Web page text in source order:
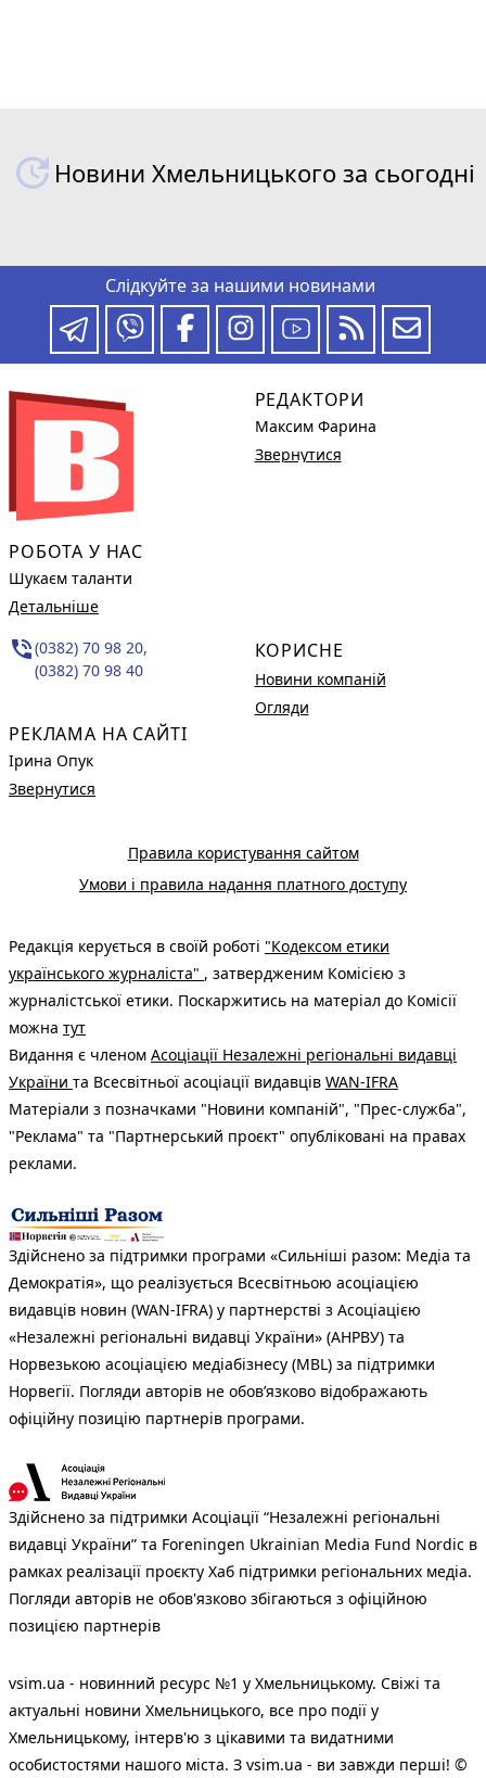
Новини Хмельницького за сьогодні
Слідкуйте за нашими новинами
РОБОТА У НАС
Шукаєм таланти
Детальніше
phone_in_talk(0382) 70 98 20,
(0382) 70 98 40
РЕКЛАМА НА САЙТІ
Ірина Опук
Звернутися
РЕДАКТОРИ
Максим Фарина
Звернутися
КОРИСНЕ
Новини компаній
Огляди
Правила користування сайтом
Умови і правила надання платного доступу
Редакція керується в своїй роботі "Кодексом етики
українського журналіста" , затвердженим Комісією з
журналістської етики. Поскаржитись на матеріал до Комісії
можна тут
Видання є членом Асоціації Незалежні регіональні видавці
України та Всесвітньої асоціації видавців WAN-IFRA
Матеріали з позначками "Новини компаній", "Прес-служба",
"Реклама" та "Партнерський проєкт" опубліковані на правах
реклами.
Здійснено за підтримки програми «Сильніші разом: Медіа та
Демократія», що реалізується Всесвітньою асоціацією
видавців новин (WAN-IFRA) у партнерстві з Асоціацією
«Незалежні регіональні видавці України» (АНРВУ) та
Норвезькою асоціацією медіабізнесу (MBL) за підтримки
Норвегії. Погляди авторів не обов’язково відображають
офіційну позицію партнерів програми.
Здійснено за підтримки Асоціації “Незалежні регіональні
видавці України” та Foreningen Ukrainian Media Fund Nordic в
рамках реалізації проєкту Хаб підтримки регіональних медіа.
Погляди авторів не обов'язково збігаються з офіційною
позицією партнерів
vsim.ua - новинний ресурс №1 у Хмельницькому. Свіжі та
актуальні новини Хмельницького, все про події у
Хмельницькому, інтерв'ю з цікавими та видатними
особистостями нашого міста. З vsim.ua - ви завжди перші! ©